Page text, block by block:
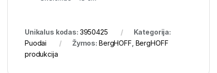
Unikalus kodas: 3950425
Kategorija:
Puodai
Žymos: BergHOFF BergHOFF
produkcija